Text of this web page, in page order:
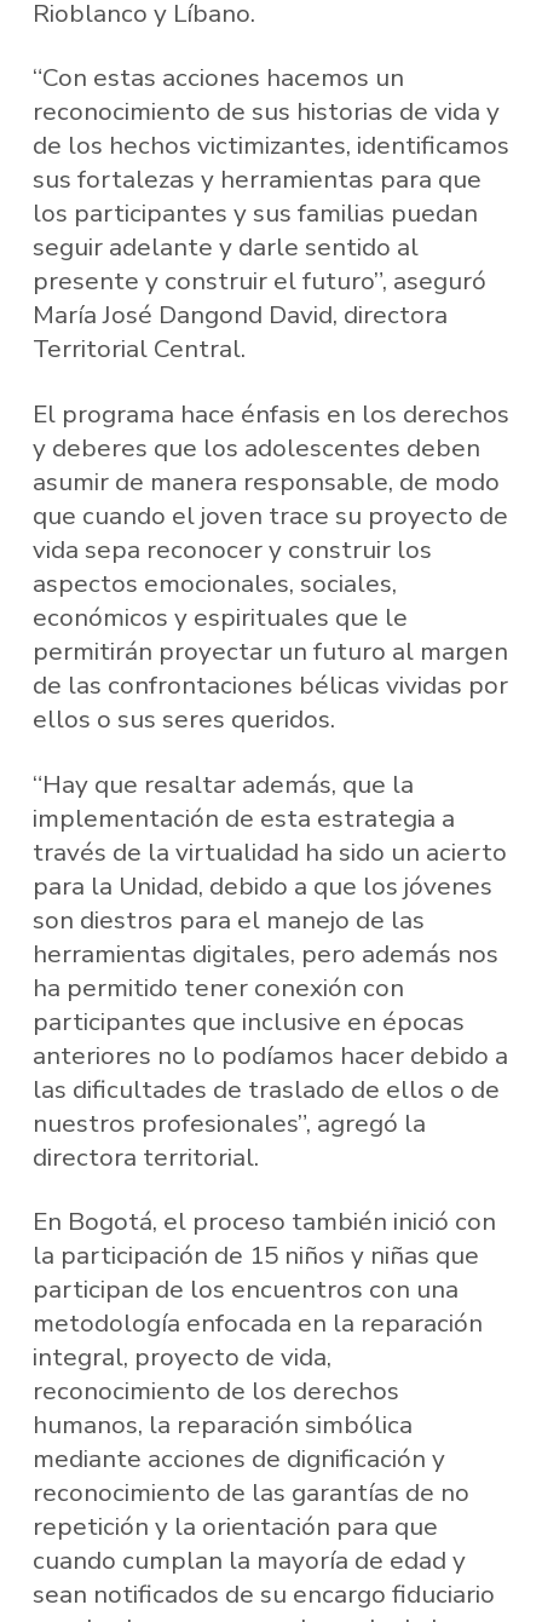
Rioblanco y Líbano.
“Con estas acciones hacemos un
reconocimiento de sus historias de vida y
de los hechos victimizantes, identificamos
sus fortalezas y herramientas para que
los participantes y sus familias puedan
seguir adelante y darle sentido al
presente y construir el futuro”, aseguró
María José Dangond David, directora
Territorial Central.
El programa hace énfasis en los derechos
y deberes que los adolescentes deben
asumir de manera responsable, de modo
que cuando el joven trace su proyecto de
vida sepa reconocer y construir los
aspectos emocionales, sociales,
económicos y espirituales que le
permitirán proyectar un futuro al margen
de las confrontaciones bélicas vividas por
ellos o sus seres queridos.
“Hay que resaltar además, que la
implementación de esta estrategia a
través de la virtualidad ha sido un acierto
para la Unidad, debido a que los jóvenes
son diestros para el manejo de las
herramientas digitales, pero además nos
ha permitido tener conexión con
participantes que inclusive en épocas
anteriores no lo podíamos hacer debido a
las dificultades de traslado de ellos o de
nuestros profesionales”, agregó la
directora territorial.
En Bogotá, el proceso también inició con
la participación de 15 niños y niñas que
participan de los encuentros con una
metodología enfocada en la reparación
integral, proyecto de vida,
reconocimiento de los derechos
humanos, la reparación simbólica
mediante acciones de dignificación y
reconocimiento de las garantías de no
repetición y la orientación para que
cuando cumplan la mayoría de edad y
sean notificados de su encargo fiduciario